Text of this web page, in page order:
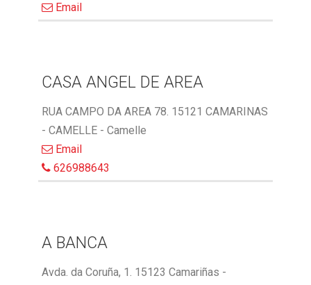
Email
CASA ANGEL DE AREA
RUA CAMPO DA AREA 78. 15121 CAMARINAS
- CAMELLE - Camelle
Email
626988643
A BANCA
Avda. da Coruña, 1. 15123 Camariñas -